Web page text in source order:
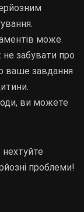
може
забувати про
ваше завдання
ви можете
нехтуйте
проблеми!